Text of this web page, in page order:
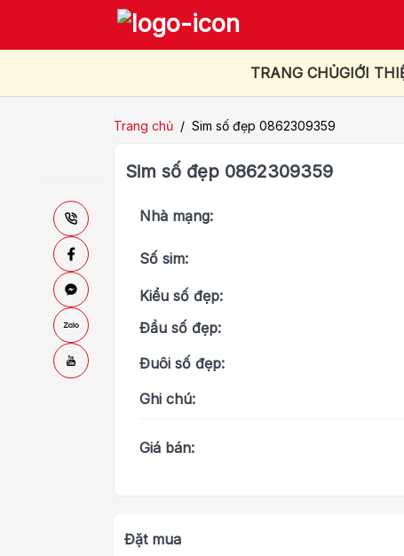
TRANG CHỦGIỚI
Trang chủ / Sim số đẹp 0862309359
Sim số đẹp 0862309359
Nhà mạng:
Số sim:
Kiểu số đẹp:
Đầu số đẹp:
Đuôi số đẹp:
Ghi chú:
Giá bán:
Đặt mua